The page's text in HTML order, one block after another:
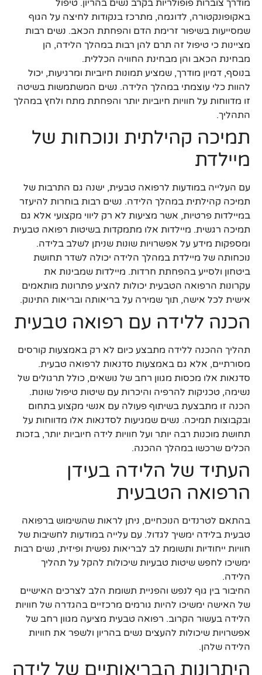
מודרך צוברות פופולריות בקרב נשים בהריון. טיפול
באקופונקטורה, לדוגמה, מתרכז בנקודות לחיצה על הגוף
שמסייעות בשיפור זרימת הדם והפחתת הכאב. נשים רבות
מציינות כי טיפול זה תרם להן רבות במהלך הלידה, הן
מבחינת הכאב והן מבחינת החוויה הכללית.
בנוסף, דמיון מודרך, שמציע תמונות חיוביות ומרגיעות, יכול
להוות כלי עוצמתי במהלך הלידה. נשים המשתמשות בשיטה
זו מדווחות על חוויות חיוביות יותר והפחתת מתח ולחץ במהלך
התהליך.
תמיכה קהילתית ונוכחות של
מיילדת
עם העלייה במודעות לרפואה טבעית, ישנה גם התרבות של
תמיכה קהילתית במהלך הלידה. נשים רבות בוחרות להיעזר
במיילדות פרטיות, אשר מציעות לא רק ליווי מקצועי אלא גם
תמיכה רגשית. מיילדות אלו מתמקדות בשיטות רפואה טבעית
ומספקות מידע על אפשרויות שונות שניתן לשלב בלידה.
נוכחותה של מיילדת במהלך הלידה יכולה לשדר תחושת
ביטחון ולסייע בהפחתת חרדות. מיילדות שמבינות את
עקרונות הרפואה הטבעית יכולות להציע פתרונות מותאמים
אישית לכל אישה, תוך שמירה על בריאותה ובריאות התינוק.
הכנה ללידה עם רפואה טבעית
תהליך ההכנה ללידה מתבצע כיום לא רק באמצעות קורסים
מסורתיים, אלא גם באמצעות סדנאות לרפואה טבעית.
סדנאות אלו מכסות מגוון רחב של נושאים, כולל תרגולים של
נשימה, טכניקות להרפיה והיכרות עם שיטות טיפול שונות.
הכנה זו מתבצעת בשיתוף פעולה עם אנשי מקצוע בתחום
ובקבוצות תמיכה. נשים שמגיעות לסדנאות אלו מדווחות על
תחושת מוכנות רבה יותר ועל חוויות לידה חיוביות יותר, בזכות
הכלים שרכשו במהלך ההכנה.
העתיד של הלידה בעידן
הרפואה הטבעית
בהתאם לטרנדים הנוכחיים, ניתן לראות שהשימוש ברפואה
טבעית בלידה ימשיך לגדול. עם עלייה במודעות לחשיבות של
חוויות ייחודיות ותשומת לב לבריאות נפשית ופיזית, נשים רבות
ימשיכו לחפש שיטות טבעיות שיכולות להקל על תהליך
הלידה.
החיבור בין גוף לנפש והפניית תשומת הלב לצרכים האישיים
של האישה ימשיכו להיות גורמים מרכזיים בהגדרה של חוויות
הלידה בעשור הקרוב. רפואה טבעית מציעה מגוון רחב של
אפשרויות שיכולות להעצים נשים בהריון ולשפר את חוויות
הלידה שלהן.
היתרונות הבריאותיים של לידה